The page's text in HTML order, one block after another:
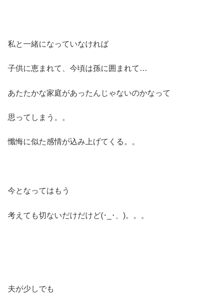
私と一緒になっていなければ
子供に恵まれて、今頃は孫に囲まれて…
あたたかな家庭があったんじゃないのかなって
思ってしまう。。
懺悔に似た感情が込み上げてくる。。
今となってはもう
考えても切ないだけだけど(･_･、)。。。
夫が少しでも